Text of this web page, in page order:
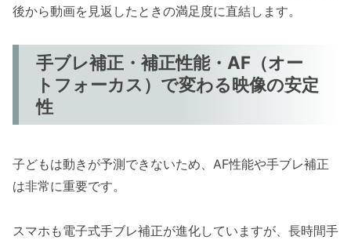
後から動画を見返したときの満足度に直結します。
手ブレ補正・補正性能・AF（オー
トフォーカス）で変わる映像の安定
性
子どもは動きが予測できないため、AF性能や手ブレ補正
は非常に重要です。
スマホも電子式手ブレ補正が進化していますが、長時間手